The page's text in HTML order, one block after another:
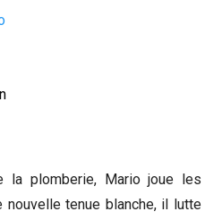
plomberie, Mario joue les
tenue blanche, il lutte